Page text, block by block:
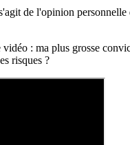
de l'opinion
: ma plus grosse
risques ?